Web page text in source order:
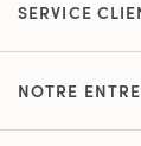
SERVICE
NOTRE